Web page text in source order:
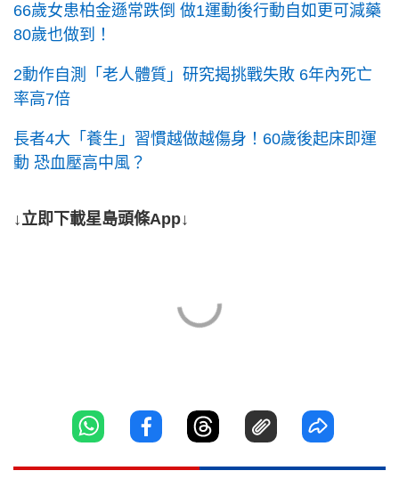
66歲女患柏金遜常跌倒 做1運動後行動自如更可減藥
80歲也做到！
2動作自測「老人體質」研究揭挑戰失敗 6年內死亡
率高7倍
長者4大「養生」習慣越做越傷身！60歲後起床即運
動 恐血壓高中風？
↓立即下載星島頭條App↓